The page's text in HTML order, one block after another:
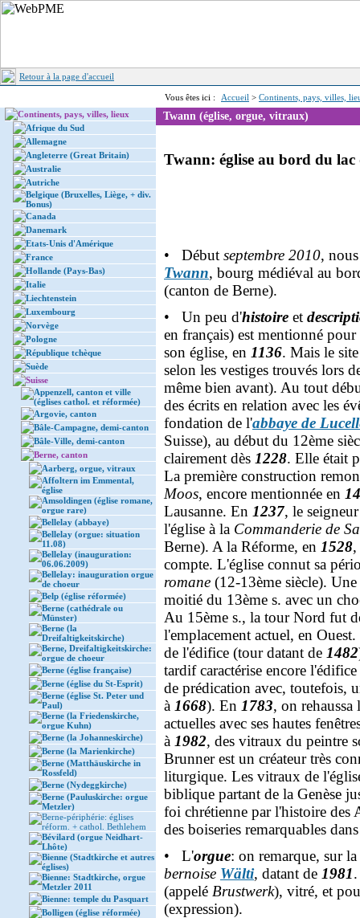
Retour à la page d'accueil
Vous êtes ici : Accueil > Continents, pays, villes,
Continents, pays, villes, lieux
Afrique du Sud
Allemagne
Angleterre (Great Britain)
Australie
Autriche
Belgique (Bruxelles, Liège, + div.
Bonus)
Canada
Danemark
Etats-Unis d'Amérique
France
Hollande (Pays-Bas)
Italie
Liechtenstein
Luxembourg
Norvège
Pologne
République tchèque
Suède
Suisse
Appenzell, canton et ville
(églises cathol. et réformée)
Argovie, canton
Bâle-Campagne, demi-canton
Bâle-Ville, demi-canton
Berne, canton
Aarberg, orgue, vitraux
Affoltern im Emmental,
église
Amsoldingen (église romane,
orgue rare)
Bellelay (abbaye)
Bellelay (orgue: situation
11.08)
Bellelay (inauguration:
06.06.2009)
Bellelay: inauguration orgue
de choeur
Belp (église réformée)
Berne (cathédrale ou
Münster)
Berne (la
Dreifaltigkeitskirche)
Berne, Dreifaltigkeitskirche:
orgue de choeur
Berne (église française)
Berne (église du St-Esprit)
Berne (église St. Peter und
Paul)
Berne (la Friedenskirche,
orgue Kuhn)
Berne (la Johanneskirche)
Berne (la Marienkirche)
Berne (Matthäuskirche in
Rossfeld)
Berne (Nydeggkirche)
Berne (Pauluskirche: orgue
Metzler)
Berne-périphérie: églises
réform. + cathol. Bethlehem
Bévilard (orgue Neidhart-
Lhôte)
Bienne (Stadtkirche et autres
églises)
Bienne: Stadtkirche, orgue
Metzler 2011
Bienne: temple du Pasquart
Bolligen (église réformée)
Twann (église, orgue, vitraux)
Twann: église au bord du
• Début septembre 2010,
Twann, bourg médiéval au
(canton de Berne).
• Un peu d'histoire et
en français) est mentionné
son église, en 1136. Mais le
selon les vestiges trouvés lors
même bien avant). Au tout
des écrits en relation avec les
fondation de l'abbaye de
Suisse), au début du 12ème
clairement dès 1228. Elle était
La première construction
Moos, encore mentionnée en
Lausanne. En 1237, le
l'église à la Commanderie de
Berne). A la Réforme, en 1528
compte. L'église connut sa
romane (12-13ème siècle).
moitié du 13ème s. avec un
Au 15ème s., la tour Nord fut
l'emplacement actuel, en
de l'édifice (tour datant de 1482
tardif caractérise encore
de prédication avec, toutefois,
à 1668). En 1783, on
actuelles avec ses hautes
à 1982, des vitraux du peintre
Brunner est un créateur très
liturgique. Les vitraux de
biblique partant de la Genèse
foi chrétienne par l'histoire des
des boiseries remarquables
• L'orgue: on remarque, sur
bernoise Wälti, datant de 1981
(appelé Brustwerk), vitré, et
(expression).